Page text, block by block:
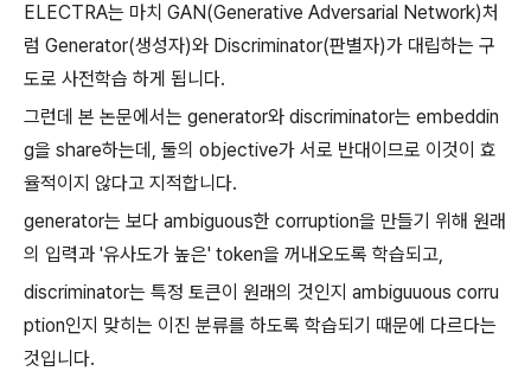
ELECTRA는 마치 GAN(Generative Adversarial Network)처
럼 Generator(생성자)와 Discriminator(판별자)가 대립하는 구
도로 사전학습 하게 됩니다.
그런데 본 논문에서는 generator와 discriminator는 embeddin
g을 share하는데, 둘의 objective가 서로 반대이므로 이것이 효
율적이지 않다고 지적합니다.
generator는 보다 ambiguous한 corruption을 만들기 위해 원래
의 입력과 '유사도가 높은' token을 꺼내오도록 학습되고,
discriminator는 특정 토큰이 원래의 것인지 ambiguuous corru
ption인지 맞히는 이진 분류를 하도록 학습되기 때문에 다르다는
것입니다.